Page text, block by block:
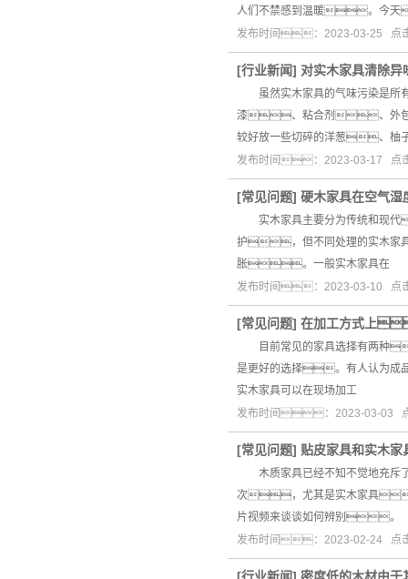
人们不禁感到温暖。今天
发布时间：2023-03-25
[行业新闻] 对实木家具清除异
虽然实木家具的气味污染是所
漆、粘合剂、外包
较好放一些切碎的洋葱、柚
发布时间：2023-03-17 点
[常见问题] 硬木家具在空气
实木家具主要分为传统和现代
护，但不同处理的实木
胀。一般实木家具在
发布时间：2023-03-10 点
[常见问题] 在加工方式上
目前常见的家具选择有两种
是更好的选择。有人认为
实木家具可以在现场加工
发布时间：2023-03-03
[常见问题] 贴皮家具和实木家
木质家具已经不知不觉地充斥
次，尤其是实木家具
片视频来谈谈如何辨别
发布时间：2023-02-24